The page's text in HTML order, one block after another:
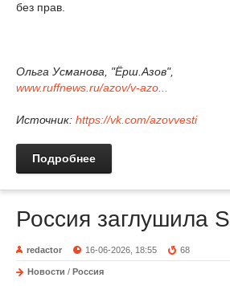
без прав.
Ольга Усманова, "Ёрш.Азов",
www.ruffnews.ru/azov/v-azo...
Источник: https://vk.com/azovvesti
Подробнее
Россия заглушила
redactor 16-06-2026, 18:55 68
Новости / Россия